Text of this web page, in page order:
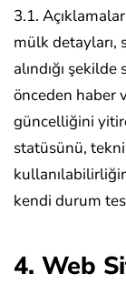
3.1.
mülk detayları,
alındığı
önceden haber
güncelliğini
statüsünü,
kendi durum
4. Web